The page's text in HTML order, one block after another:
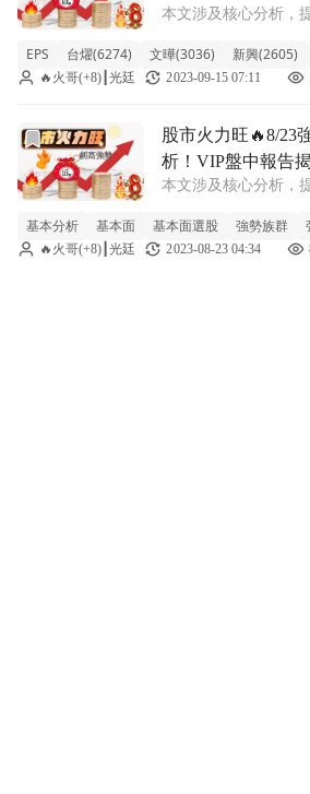
本文涉及核心分析，
EPS 台燿(6274) 文曄(3036) 新興(2605)
🔥火哥(+8)┃光廷 2023-09-15 07:11
前往股市火力旺🔥8/23強勢個股全面
股市火力旺🔥8/23
析！VIP盤中報告
本文涉及核心分析，
基本分析 基本面 基本面選股 強勢族群
🔥火哥(+8)┃光廷 2023-08-23 04:34